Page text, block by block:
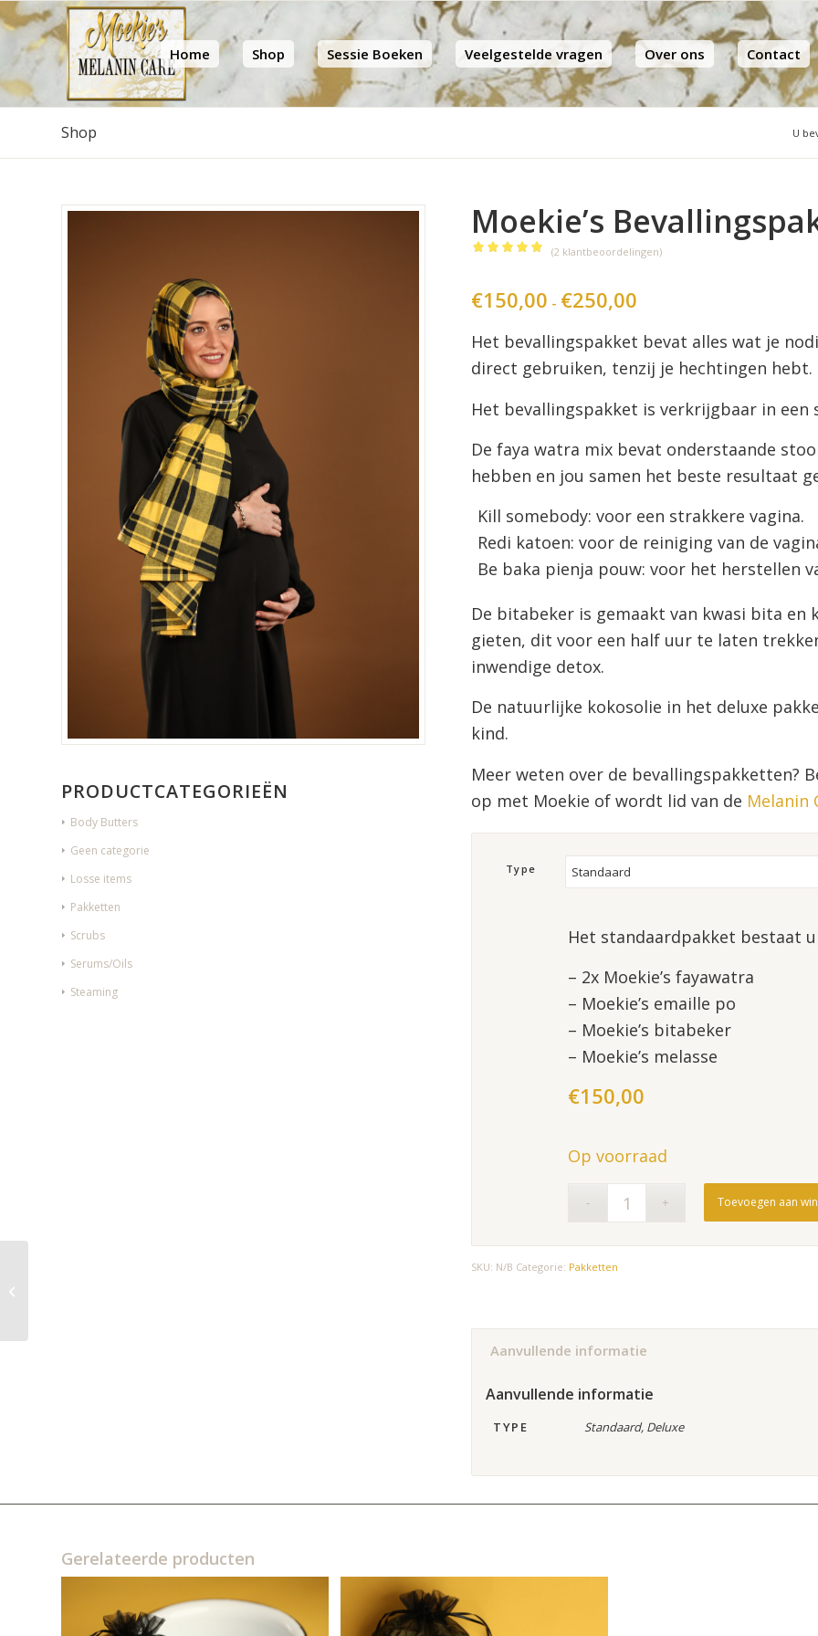
Home Shop Sessie Boeken Veelgestelde vragen Over ons Contact
Shop U
PRODUCTCATEGORIEËN
Body Butters
Geen categorie
Losse items
Pakketten
Scrubs
Serums/Oils
Steaming
Moekie’s
5.00op 5
op
2
klant
waarderingen
(2 klantbeoordelingen)
€150,00 - €250,00
tot
€250,00
Het bevallingspakket bevat alles wat je
direct gebruiken, tenzij je hechtingen hebt.
Het bevallingspakket is verkrijgbaar in
De faya watra mix bevat onderstaande
hebben en jou samen het beste resultaat
Kill somebody: voor een strakkere vagina.
Redi katoen: voor de reiniging van de
Be baka pienja pouw: voor het herstellen
De bitabeker is gemaakt van kwasi bita
gieten, dit voor een half uur te laten
inwendige detox.
De natuurlijke kokosolie in het deluxe
kind.
Meer weten over de bevallingspakketten?
op met Moekie of wordt lid van de Melanin
Type
Het standaardpakket bestaat
– 2x Moekie’s fayawatra
– Moekie’s emaille po
– Moekie’s bitabeker
– Moekie’s melasse
€150,00
Op voorraad
Toevoegen aan
Alternative:
SKU: N/B Categorie: Pakketten
Aanvullende informatie
Aanvullende informatie
TYPE Standaard, Deluxe
Gerelateerde producten